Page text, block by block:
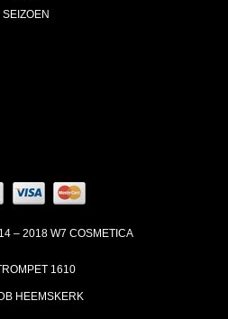
SEIZOEN
– 2018 W7 COSMETICA
1610
HEEMSKERK